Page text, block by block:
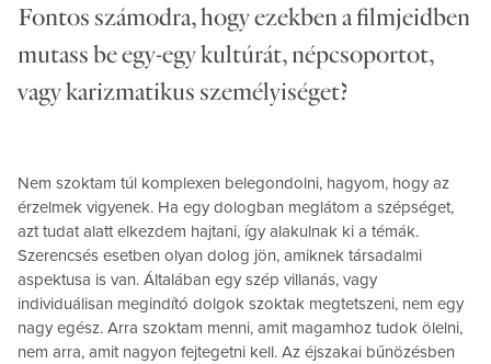
Fontos számodra, hogy ezekben a filmjeidben
mutass be egy-egy kultúrát, népcsoportot,
vagy karizmatikus személyiséget?
Nem szoktam túl komplexen belegondolni, hagyom, hogy az
érzelmek vigyenek. Ha egy dologban meglátom a szépséget,
azt tudat alatt elkezdem hajtani, így alakulnak ki a témák.
Szerencsés esetben olyan dolog jön, amiknek társadalmi
aspektusa is van. Általában egy szép villanás, vagy
individuálisan megindító dolgok szoktak megtetszeni, nem egy
nagy egész. Arra szoktam menni, amit magamhoz tudok ölelni,
nem arra, amit nagyon fejtegetni kell. Az éjszakai bűnözésben